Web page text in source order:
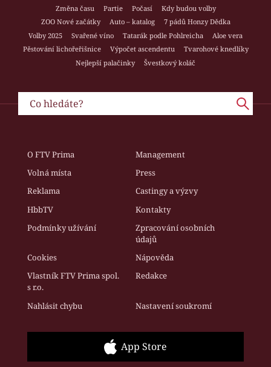
Změna času
Partie Počasí
Kdy budou volby
ZOO Nové začátky
Auto – katalog
7 pádů Honzy Dědka
Volby 2025
Svařené víno Tatarák podle Pohlreicha
Aloe vera
Pěstování lichořeřišnice
Výpočet ascendentu
Tvarohové knedlíky
Nejlepší palačinky
Švestkový koláč
O FTV Prima
Management
Volná místa
Press
Reklama
Castingy a výzvy
HbbTV
Kontakty
Podmínky užívání
Zpracování osobních
údajů
Cookies
Nápověda
Vlastník FTV Prima spol.
s r.o.
Redakce
Nahlásit chybu Nastavení soukromí
App Store